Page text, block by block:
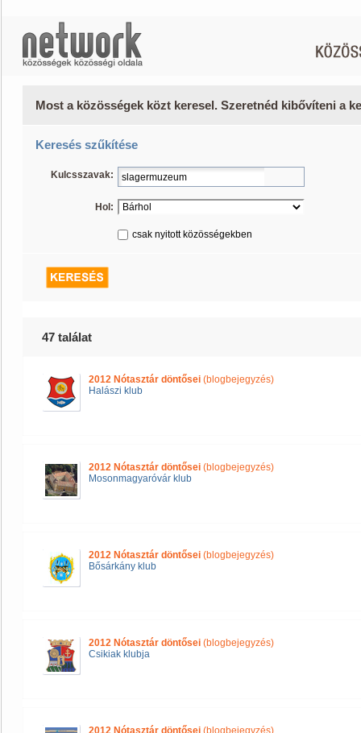
Most a közösségek közt keresel. Szeretnéd kibővíteni a
Keresés szűkítése
Kulcsszavak:
Hol:
csak nyitott közösségekben
47 találat
2012 Nótasztár döntősei (blogbejegyzés)
Halászi klub
2012 Nótasztár döntősei (blogbejegyzés)
Mosonmagyaróvár klub
2012 Nótasztár döntősei (blogbejegyzés)
Bősárkány klub
2012 Nótasztár döntősei (blogbejegyzés)
Csikiak klubja
2012 Nótasztár döntősei (blogbejegyzés)